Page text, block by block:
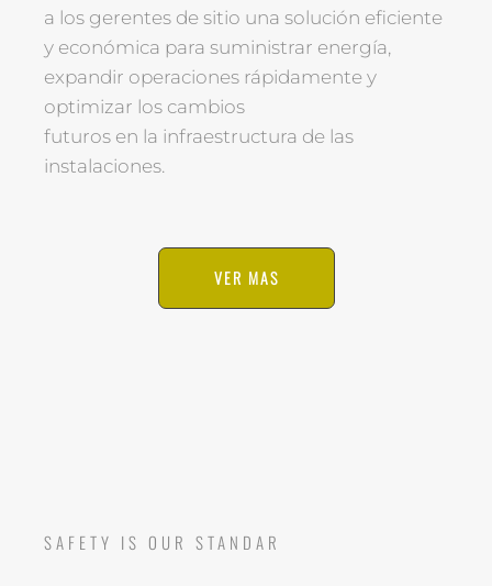
a los gerentes de sitio una solución eficiente
y económica para suministrar energía,
expandir operaciones rápidamente y
optimizar los cambios
futuros en la infraestructura de las
instalaciones.
VER MAS
SAFETY IS OUR STANDAR